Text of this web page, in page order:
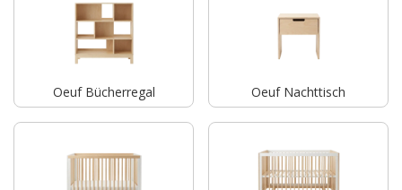
Oeuf Bücherregal Oeuf Nachttisch